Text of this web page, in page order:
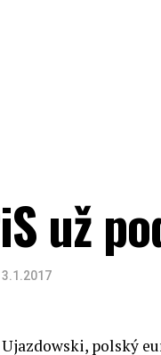
už
3.1.2017
polský